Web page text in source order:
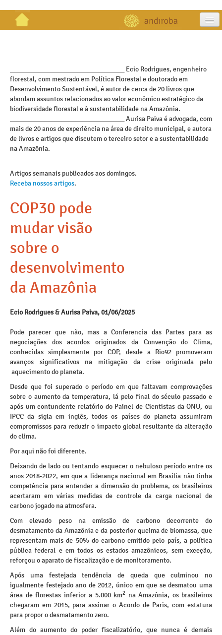
publicações
galeria
contato
_________________________________ Ecio Rodrigues, engenheiro
florestal, com mestrado em Política Florestal e doutorado em
Desenvolvimento Sustentável, é autor de cerca de 20 livros que
abordam assuntos relacionados ao valor econômico estratégico da
biodiversidade florestal e à sustentabilidade na Amazônia.
_________________________________ Aurisa Paiva é advogada, com
mais de 20 anos de experiência na área de direito municipal, e autora
de livros e artigos que discutem o terceiro setor e a sustentabilidade
na Amazônia.
Artigos semanais publicados aos domingos.
Receba nossos artigos.
COP30 pode
mudar visão
sobre o
desenvolvimento
da Amazônia
Ecio Rodrigues & Aurisa Paiva, 01/06/2025
Pode parecer que não, mas a Conferencia das Partes para as
negociações dos acordos originados da Convenção do Clima,
conhecidas simplesmente por COP, desde a Rio92 promoveram
avanços significativos na mitigação da crise originada pelo
aquecimento do planeta.
Desde que foi superado o período em que faltavam comprovações
sobre o aumento da temperatura, lá pelo final do século passado e
após um contundente relatório do Painel de Cientistas da ONU, ou
IPCC da sigla em inglês, todos os países do planeta assumiram
compromissos para reduzir o impacto global resultante da alteração
do clima.
Por aqui não foi diferente.
Deixando de lado ou tentando esquecer o nebuloso período entre os
anos 2018-2022, em que a liderança nacional em Brasília não tinha
competência para entender a dimensão do problema, os brasileiros
acertaram em várias medidas de controle da carga nacional de
carbono jogado na atmosfera.
Com elevado peso na emissão de carbono decorrente do
desmatamento da Amazônia e da posterior queima de biomassa, que
representam mais de 50% do carbono emitido pelo país, a política
pública federal e em todos os estados amazônicos, sem exceção,
reforçou o aparato de fiscalização e de monitoramento.
Após uma festejada tendência de queda que culminou no
igualmente festejado ano de 2012, único em que se desmatou uma
área de florestas inferior a 5.000 km2 na Amazônia, os brasileiros
chegaram em 2015, para assinar o Acordo de Paris, com estatura
para propor o desmatamento zero.
Além do aumento do poder fiscalizatório, que nunca é demais